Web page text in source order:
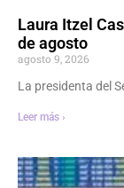
Laura Itzel
de agosto
agosto 9, 2026
La presidenta del
Leer más ›